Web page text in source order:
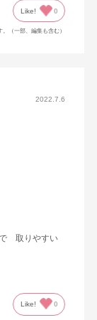
Like! 0
（一部、編集も含む）
2022.7.6
取りやすい
Like! 0